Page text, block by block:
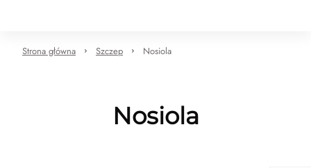
Strona główna Szczep Nosiola
Nosiola